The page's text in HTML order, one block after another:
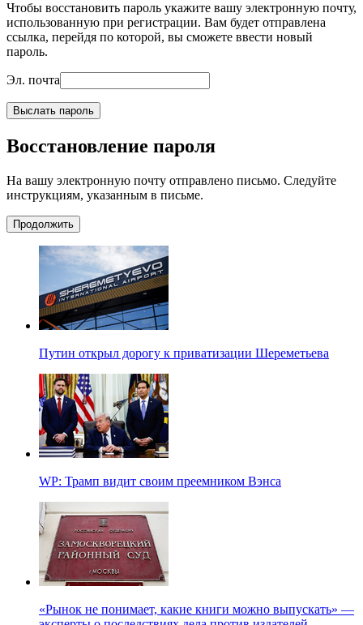
Чтобы восстановить пароль укажите вашу электронную почту,
использованную при регистрации. Вам будет отправлена
ссылка, перейдя по которой, вы сможете ввести новый
пароль.
Эл. почта
Выслать пароль
Восстановление пароля
На вашу электронную почту отправлено письмо. Следуйте
инструкциям, указанным в письме.
Продолжить
Путин открыл дорогу к приватизации Шереметьева
WP: Трамп видит своим преемником Вэнса
«Рынок не понимает, какие книги можно выпускать» —